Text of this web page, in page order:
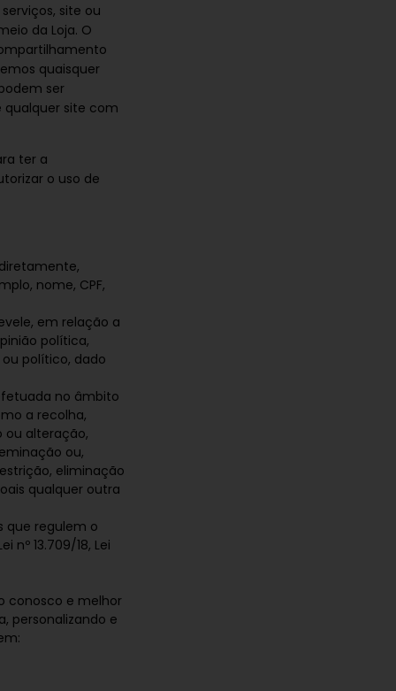
site ou
da Loja. O
quaisquer
ser
qualquer site com
ter a
o uso de
nome, CPF,
em relação a
política,
político, dado
no âmbito
a recolha,
ou alteração,
ou,
eliminação
qualquer outra
que regulem o
nº 13.709/18, Lei
conosco e melhor
personalizando e